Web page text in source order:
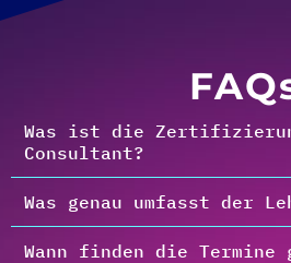
Was ist die
Consultant?
Was genau umfasst der
Wann finden die Termine